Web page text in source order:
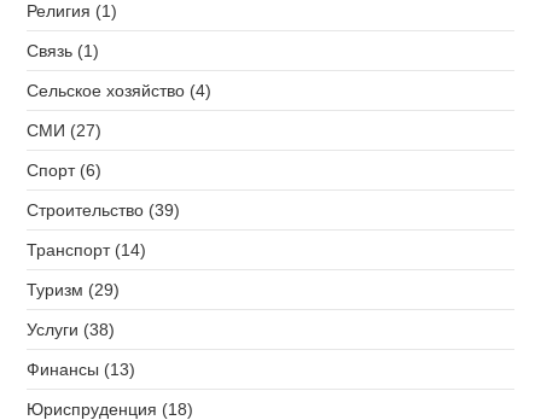
Религия (1)
Связь (1)
Сельское хозяйство (4)
СМИ (27)
Спорт (6)
Строительство (39)
Транспорт (14)
Туризм (29)
Услуги (38)
Финансы (13)
Юриспруденция (18)